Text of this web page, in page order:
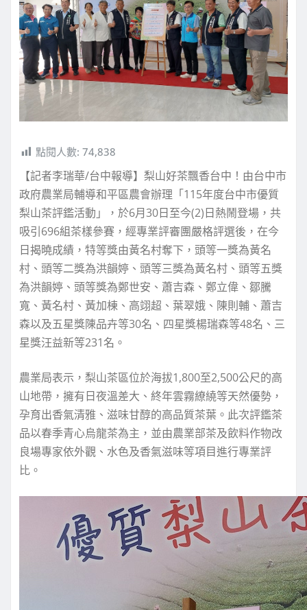
點閱人數: 74,838
【記者李瑞華/台中報導】梨山好茶飄香台中！由台中市
政府農業局輔導和平區農會辦理「115年度台中市優質
梨山茶評鑑活動」，於6月30日至今(2)日熱鬧登場，共
吸引696組茶樣參賽，經專業評審團嚴格評選後，在今
日揭曉成績，特等獎由黃名村奪下，頭等一獎為黃名
村、頭等二獎為洪韻婷、頭等三獎為黃名村、頭等五獎
為洪韻婷、頭等獎為鄭世安、蕭吉森、鄭立偉、鄒騰
寬、黃名村、黃加棟、高翊超、葉翠娥、陳則輔、蕭吉
森以及五星獎陳品卉等30名、四星獎楊瑞森等48名、三
星獎汪益新等231名。
農業局表示，梨山茶區位於海拔1,800至2,500公尺的高
山地帶，擁有日夜溫差大、終年雲霧繚繞等天然優勢，
孕育出香氣清雅、滋味甘醇的高品質茶葉。此次評鑑茶
品以春季青心烏龍茶為主，並由農業部茶及飲料作物改
良場專家依外觀、水色及香氣滋味等項目進行專業評
比。